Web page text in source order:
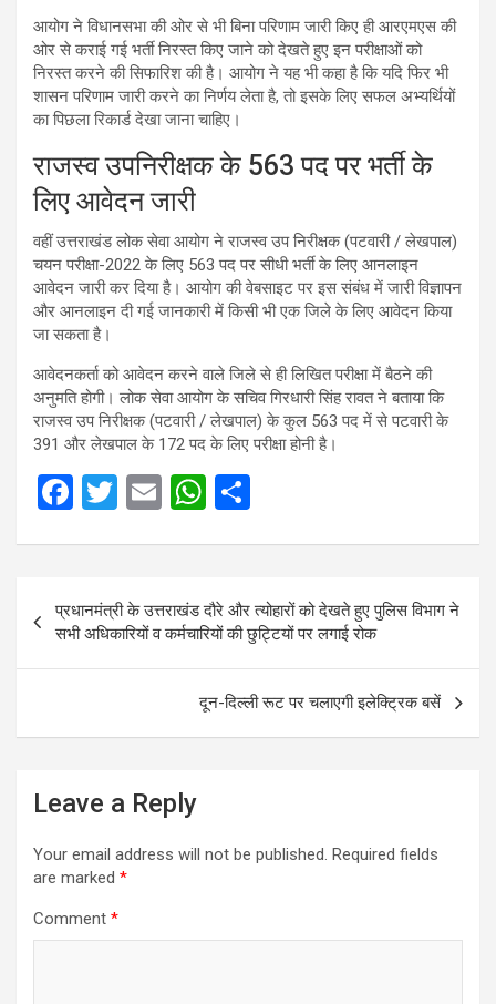
आयोग ने विधानसभा की ओर से भी बिना परिणाम जारी किए ही आरएमएस की
ओर से कराई गई भर्ती निरस्त किए जाने को देखते हुए इन परीक्षाओं को
निरस्त करने की सिफारिश की है। आयोग ने यह भी कहा है कि यदि फिर भी
शासन परिणाम जारी करने का निर्णय लेता है, तो इसके लिए सफल अभ्यर्थियों
का पिछला रिकार्ड देखा जाना चाहिए।
राजस्व उपनिरीक्षक के 563 पद पर भर्ती के
लिए आवेदन जारी
वहीं उत्तराखंड लोक सेवा आयोग ने राजस्व उप निरीक्षक (पटवारी / लेखपाल)
चयन परीक्षा-2022 के लिए 563 पद पर सीधी भर्ती के लिए आनलाइन
आवेदन जारी कर दिया है। आयोग की वेबसाइट पर इस संबंध में जारी विज्ञापन
और आनलाइन दी गई जानकारी में किसी भी एक जिले के लिए आवेदन किया
जा सकता है।
आवेदनकर्ता को आवेदन करने वाले जिले से ही लिखित परीक्षा में बैठने की
अनुमति होगी। लोक सेवा आयोग के सचिव गिरधारी सिंह रावत ने बताया कि
राजस्व उप निरीक्षक (पटवारी / लेखपाल) के कुल 563 पद में से पटवारी के
391 और लेखपाल के 172 पद के लिए परीक्षा होनी है।
F
b
o
o
T
er
E
W
s
A
p
p
e
navigation
प्रधानमंत्री के उत्तराखंड दौरे और त्योहारों को देखते हुए पुलिस विभाग ने
सभी अधिकारियों व कर्मचारियों की छुट्टियों पर लगाई रोक
दून-दिल्ली रूट पर चलाएगी इलेक्ट्रिक बसें
Leave a Reply
Your email address will not be published. Required fields
are marked *
Comment *